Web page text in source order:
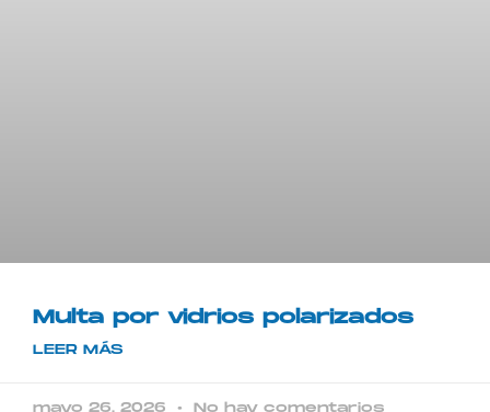
Multa por vidrios polarizados​
LEER MÁS
mayo 26, 2026 No hay comentarios